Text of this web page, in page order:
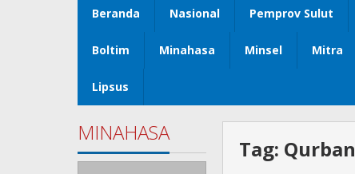
Beranda Nasional Pemprov Sulut
Boltim Minahasa Minsel Mitra
Lipsus
MINAHASA
Tag: Qurban